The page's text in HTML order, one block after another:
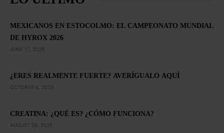
MEXICANOS EN ESTOCOLMO: EL CAMPEONATO MUNDIAL
DE HYROX 2026
JUNE 17, 2026
¿ERES REALMENTE FUERTE? AVERÍGUALO AQUÍ
OCTOBER 6, 2025
CREATINA: ¿QUÉ ES? ¿CÓMO FUNCIONA?
AUGUST 26, 2025